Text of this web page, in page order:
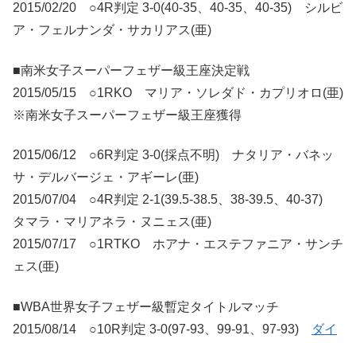
2015/02/20 ○4R判定 3-0(40-35、40-35、40-35) シルビ
ア・フェルナンダ・サカリアス(亜)
■南米女子スーパーフェザー級王座決定戦
2015/05/15 ○1RKO マリア・ソレダド・カプリオロ(亜)
※南米女子スーパーフェザー級王座獲得
2015/06/12 ○6R判定 3-0(採点不明) ナタリア・バネッ
サ・デルバージェ・アギーレ(亜)
2015/07/04 ○4R判定 2-1(39.5-38.5、38-39.5、40-37)
タマラ・マリアネラ・ヌニェス(亜)
2015/07/17 ○1RTKO ホアナ・エステファニア・サンチ
ェス(亜)
■WBA世界女子フェザー級暫定タイトルマッチ
2015/08/14 ○10R判定 3-0(97-93、99-91、97-93)
ダイ